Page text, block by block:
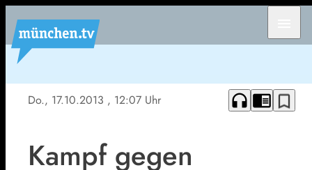
Do., 17.10.2013 , 12:07 Uhr headphones chrome_reader_mode bookmark_border
Kampf gegen